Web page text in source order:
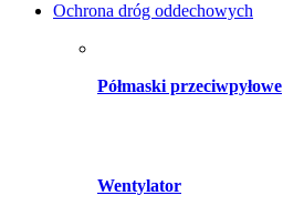
Ochrona dróg oddechowych
Półmaski przeciwpyłowe
Wentylator